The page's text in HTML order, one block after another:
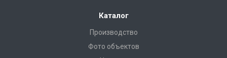
Каталог
Производство
Фото объектов